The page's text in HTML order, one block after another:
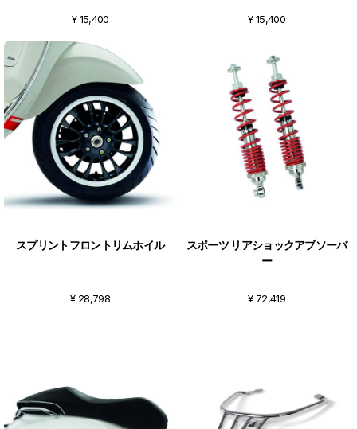
¥ 15,400 ¥ 15,400
スプリントフロントリムホイル
¥ 28,798
スポーツ リアショックアブソーバ
ー
¥ 72,419